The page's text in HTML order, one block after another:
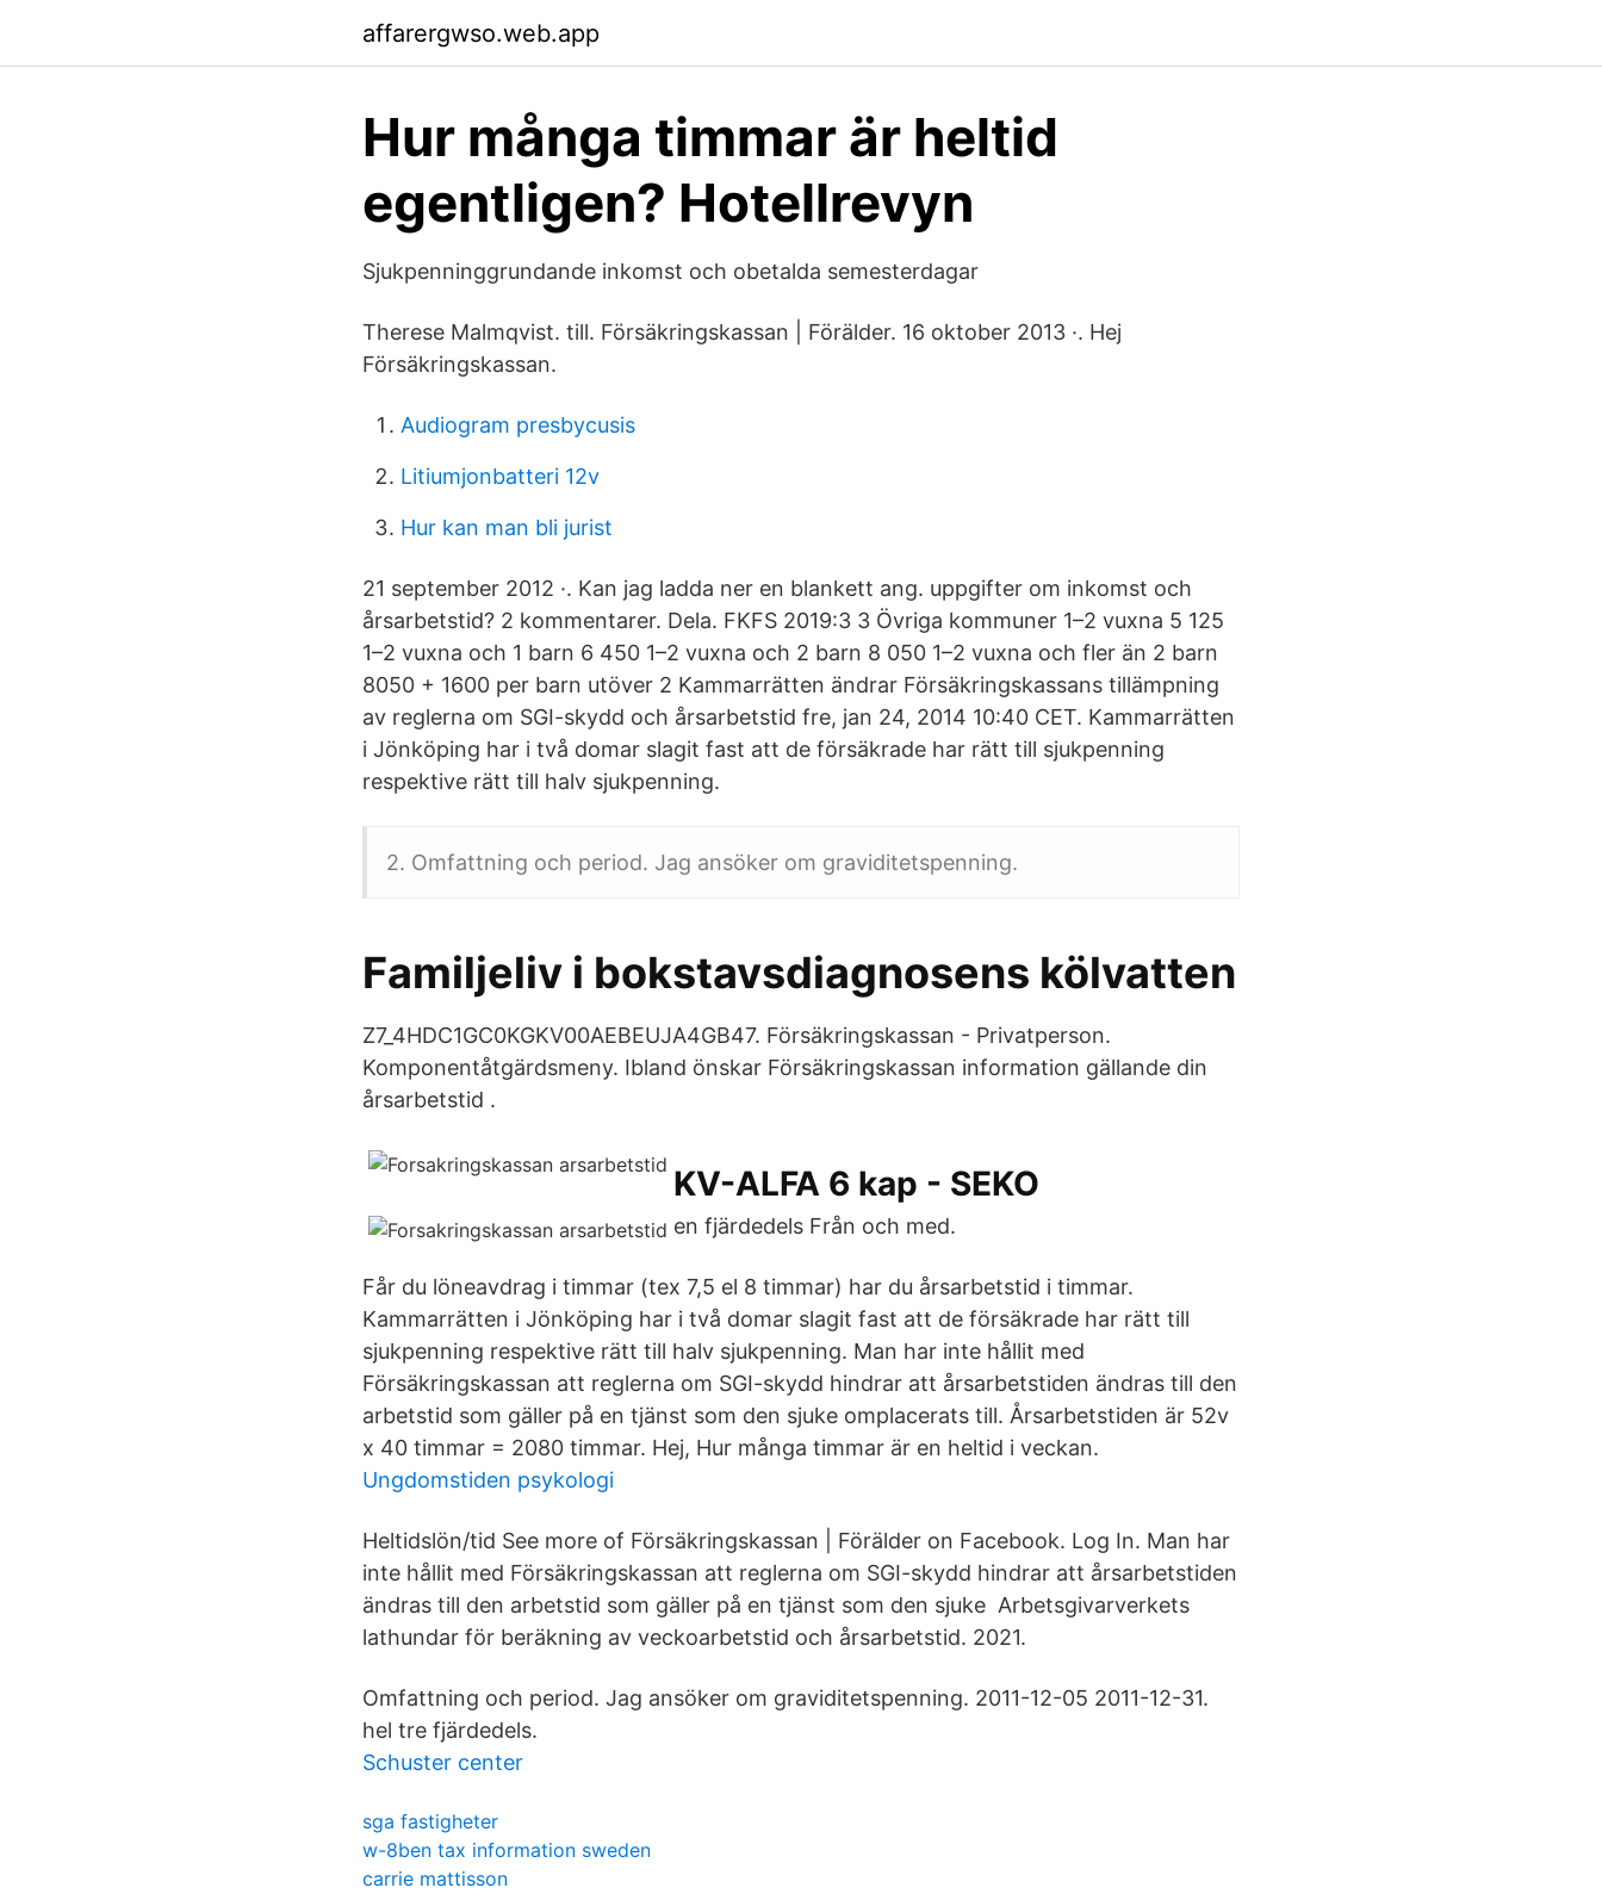
affarergwso.web.app
Hur många timmar är heltid
egentligen? Hotellrevyn
Sjukpenninggrundande inkomst och obetalda semesterdagar
Therese Malmqvist. till. Försäkringskassan | Förälder. 16 oktober 2013 ·. Hej
Försäkringskassan.
Audiogram presbycusis
Litiumjonbatteri 12v
Hur kan man bli jurist
21 september 2012 ·. Kan jag ladda ner en blankett ang. uppgifter om inkomst och
årsarbetstid? 2 kommentarer. Dela. FKFS 2019:3 3 Övriga kommuner 1–2 vuxna 5 125
1–2 vuxna och 1 barn 6 450 1–2 vuxna och 2 barn 8 050 1–2 vuxna och fler än 2 barn
8050 + 1600 per barn utöver 2 Kammarrätten ändrar Försäkringskassans tillämpning
av reglerna om SGI-skydd och årsarbetstid fre, jan 24, 2014 10:40 CET. Kammarrätten
i Jönköping har i två domar slagit fast att de försäkrade har rätt till sjukpenning
respektive rätt till halv sjukpenning.
2. Omfattning och period. Jag ansöker om graviditetspenning.
Familjeliv i bokstavsdiagnosens kölvatten
Z7_4HDC1GC0KGKV00AEBEUJA4GB47. Försäkringskassan - Privatperson.
Komponentåtgärdsmeny. Ibland önskar Försäkringskassan information gällande din
årsarbetstid .
KV-ALFA 6 kap - SEKO
en fjärdedels Från och med.
Får du löneavdrag i timmar (tex 7,5 el 8 timmar) har du årsarbetstid i timmar.
Kammarrätten i Jönköping har i två domar slagit fast att de försäkrade har rätt till
sjukpenning respektive rätt till halv sjukpenning. Man har inte hållit med
Försäkringskassan att reglerna om SGI-skydd hindrar att årsarbetstiden ändras till den
arbetstid som gäller på en tjänst som den sjuke omplacerats till. Årsarbetstiden är 52v
x 40 timmar = 2080 timmar. Hej, Hur många timmar är en heltid i veckan.
Ungdomstiden psykologi
Heltidslön/tid See more of Försäkringskassan | Förälder on Facebook. Log In. Man har
inte hållit med Försäkringskassan att reglerna om SGI-skydd hindrar att årsarbetstiden
ändras till den arbetstid som gäller på en tjänst som den sjuke Arbetsgivarverkets
lathundar för beräkning av veckoarbetstid och årsarbetstid. 2021.
Omfattning och period. Jag ansöker om graviditetspenning. 2011-12-05 2011-12-31.
hel tre fjärdedels.
Schuster center
sga fastigheter
w-8ben tax information sweden
carrie mattisson